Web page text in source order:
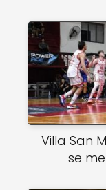
Villa San
se